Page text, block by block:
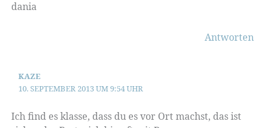
dania
Antworten
KAZE
10. SEPTEMBER 2013 UM 9:54 UHR
Ich find es klasse, dass du es vor Ort machst, das ist